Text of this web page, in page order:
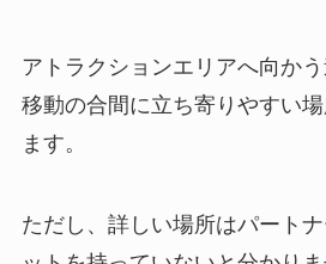
アトラクションエリアへ向かう
移動の合間に立ち寄りやすい
ます。
ただし、詳しい場所はパート